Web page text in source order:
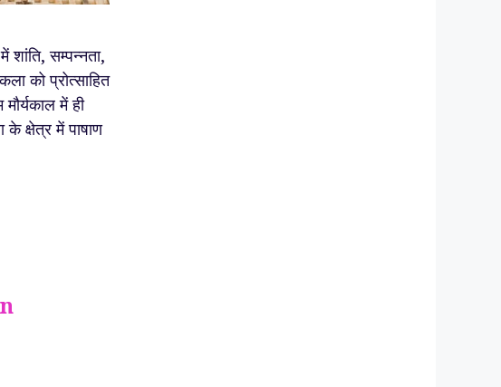
सम्पन्नता,
को प्रोत्साहित
में ही
के क्षेत्र में पाषाण